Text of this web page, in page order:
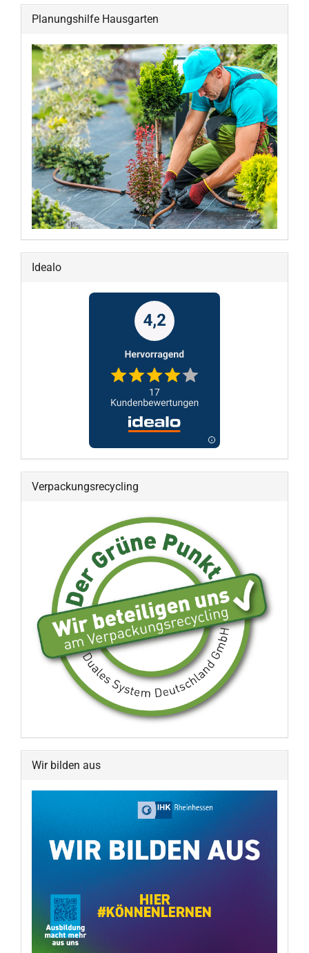
Planungshilfe Hausgarten
Idealo
Verpackungsrecycling
Wir bilden aus